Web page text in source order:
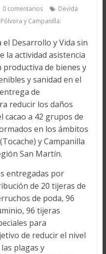
0 comentarios
Devida
y Campanilla:
Desarrollo y Vida sin
la actividad asistencia
productiva de bienes y
y sanidad en el
de
reducir los daños
cacao a 42 grupos de
en los ámbitos
y Campanilla
San Martín.
entregadas por
de 20 tijeras de
de poda, 96
96 tijeras
para
de reducir el nivel
plagas y